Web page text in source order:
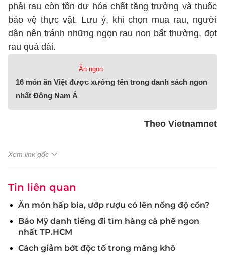
phải rau còn tồn dư hóa chất tăng trưởng và thuốc
bảo vệ thực vật. Lưu ý, khi chọn mua rau, người
dân nên tránh những ngọn rau non bất thường, đọt
rau quá dài.
Ăn ngon
16 món ăn Việt được xướng tên trong danh sách ngon
nhất Đông Nam Á
Theo Vietnamnet
Xem link gốc
Tin liên quan
Ăn món hấp bia, ướp rượu có lên nồng độ cồn?
Báo Mỹ danh tiếng đi tìm hàng cà phê ngon
nhất TP.HCM
Cách giảm bớt độc tố trong măng khô